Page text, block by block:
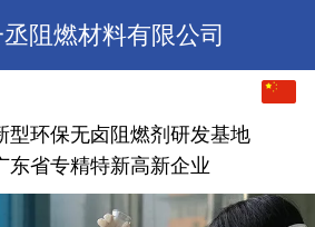
阻燃材料有限公司
English
繁体
型环保无卤阻燃剂研发基地
东省专精特新高新企业